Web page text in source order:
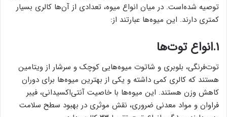
توصیه شده‌است. در میان انواع میوه، تعدادی از آن‌ها کالری بسیار
کمتری دارند. این میوه‌ها عبارتند از:
۱.انواع توت‌ها
توت‌فرنگی، بلوبری و شاتوت میوه‌هایی کوچک و سرشار از ویتامین
هستند که کالری کمی داشته و یکی از بهترین میوه‌ها برای دوران
کاهش وزن هستند. این میوه‌ها با خاصیت آنتی‌اکسیدانی، فیبر
فراوان و مواد معدنی ضروری، نقش موثری در بهبود سطح سلامت